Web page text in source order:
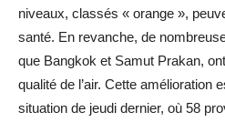
niveaux, classés « orange »,
santé. En revanche, de
que Bangkok et Samut Prakan,
qualité de l’air. Cette amélioration
situation de jeudi dernier, où 58